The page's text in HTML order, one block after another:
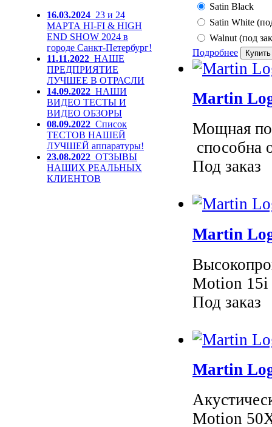
16.03.2024 23 и 24
МАРТА HI-FI & HIGH
END SHOW 2024 в
городе Санкт-Петербург!
11.11.2022 НАШЕ
ПРЕДПРИЯТИЕ
ЛУЧШЕЕ В ОТРАСЛИ
14.09.2022 НАШИ
ВИДЕО ТЕСТЫ И
ВИДЕО ОБЗОРЫ
08.09.2022 Список
ТЕСТОВ НАШЕЙ
ЛУЧШЕЙ аппаратуры!
23.08.2022 ОТЗЫВЫ
НАШИХ РЕАЛЬНЫХ
КЛИЕНТОВ
Satin Black
Satin White
Walnut (под
Подробнее
Martin
Мощная
способна
Под заказ
Martin
Motion 15i
Под заказ
Martin
Motion